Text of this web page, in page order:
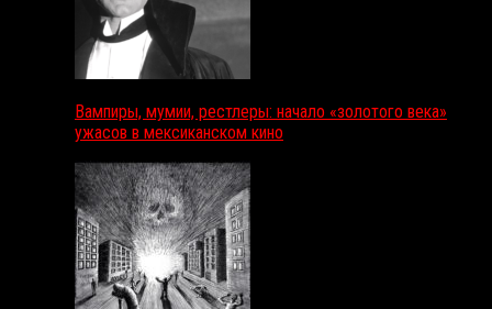
Вампиры, мумии, рестлеры: начало «золотого века»
ужасов в мексиканском кино